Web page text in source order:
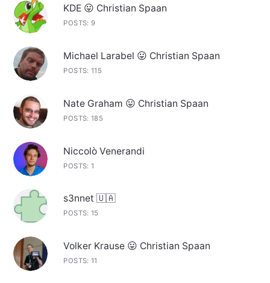
KDE 😛 Christian Spaan
POSTS: 9
Michael Larabel 😛 Christian Spaan
POSTS: 115
Nate Graham 😛 Christian Spaan
POSTS: 185
Niccolò Venerandi
POSTS: 1
s3nnet 🇺🇦
POSTS: 15
Volker Krause 😛 Christian Spaan
POSTS: 11